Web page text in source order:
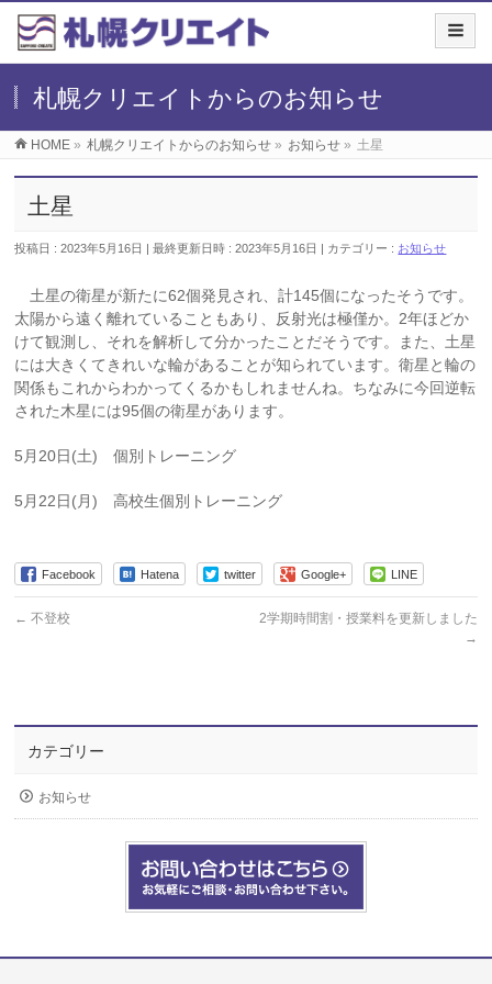
札幌クリエイトからのお知らせ
HOME » 札幌クリエイトからのお知らせ » お知らせ » 土星
土星
投稿日 : 2023年5月16日 最終更新日時 : 2023年5月16日 カテゴリー : お知らせ
土星の衛星が新たに62個発見され、計145個になったそうです。
太陽から遠く離れていることもあり、反射光は極僅か。2年ほどか
けて観測し、それを解析して分かったことだそうです。また、土星
には大きくてきれいな輪があることが知られています。衛星と輪の
関係もこれからわかってくるかもしれませんね。ちなみに今回逆転
された木星には95個の衛星があります。
5月20日(土) 個別トレーニング
5月22日(月) 高校生個別トレーニング
Facebook Hatena twitter Google+ LINE
← 不登校
2学期時間割・授業料を更新しました
→
カテゴリー
お知らせ